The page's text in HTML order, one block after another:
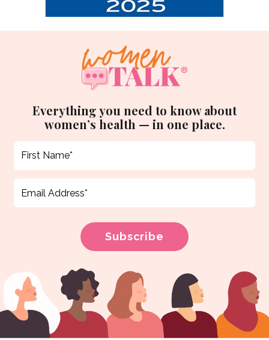
Everything you need to know about
women’s health — in one place.